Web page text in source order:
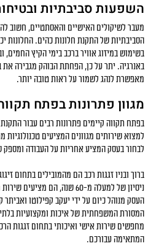
השפעות סביבתיות
מעבר לשיקולים האישיים והאסתטיים, חשוב
הסביבתיות של התקנת חלונות כהים. החלונות
בשימוש במיזוג אוויר ברכב בימי הקיץ החמים,
באנרגיה. יתר על כן, הפחתת הבוהק מגבירה את
מאפשרת לנהג לשמור על ראות טובה יותר.
מגוון פתרונות בפתח
בפתח תקווה קיימים פתרונות רבים עבור
למצוא שירותים מגוונים המציעים
לבחור בעסק המציע אחריות על העבודה ומספק
ברוך ובניו זגגות רכב הם מהמובילים בתחום
ניסיון של למעלה מ-60 שנה, הם
העסק מנוהל כיום על ידי יעקב קפילוטו
המסורת המשפחתית של איכות ומקצועיות
מחפשים שירות אישי ואיכותי בתחום זגגות
המתאימה עבורכם.